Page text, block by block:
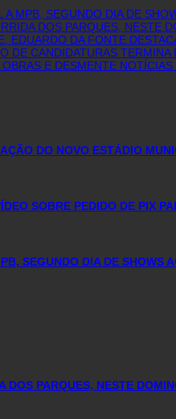
MPB, SEGUNDO DIA DE
DOS PARQUES, NESTE
EDUARDO DA FONTE
DE CANDIDATURAS TERMINA
E DESMENTE
DO NOVO ESTÁDIO
SOBRE PEDIDO DE PIX
SEGUNDO DIA DE SHOWS
DOS PARQUES, NESTE